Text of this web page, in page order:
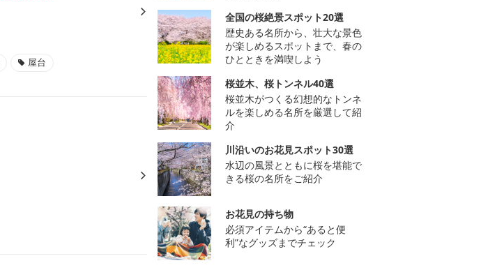
屋台
全国の桜絶景スポット20選
歴史ある名所から、壮大な景色
が楽しめるスポットまで、春の
ひとときを満喫しよう
桜並木、桜トンネル40選
桜並木がつくる幻想的なトンネ
ルを楽しめる名所を厳選して紹
介
川沿いのお花見スポット30選
水辺の風景とともに桜を堪能で
きる桜の名所をご紹介
お花見の持ち物
必須アイテムから“あると便
利”なグッズまでチェック